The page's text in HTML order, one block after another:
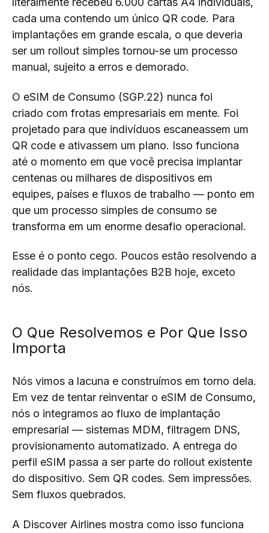
cada uma contendo um único QR code. Para
implantações em grande escala, o que deveria
ser um rollout simples tornou-se um processo
manual, sujeito a erros e demorado.
O eSIM de Consumo (SGP.22) nunca foi
criado com frotas empresariais em mente. Foi
projetado para que indivíduos escaneassem um
QR code e ativassem um plano. Isso funciona
até o momento em que você precisa implantar
centenas ou milhares de dispositivos em
equipes, países e fluxos de trabalho — ponto em
que um processo simples de consumo se
transforma em um enorme desafio operacional.
Esse é o ponto cego. Poucos estão resolvendo a
realidade das implantações B2B hoje, exceto
nós.
O Que Resolvemos e Por Que Isso
Importa
Nós vimos a lacuna e construímos em torno dela.
Em vez de tentar reinventar o eSIM de Consumo,
nós o integramos ao fluxo de implantação
empresarial — sistemas MDM, filtragem DNS,
provisionamento automatizado. A entrega do
perfil eSIM passa a ser parte do rollout existente
do dispositivo. Sem QR codes. Sem impressões.
Sem fluxos quebrados.
A Discover Airlines mostra como isso funciona